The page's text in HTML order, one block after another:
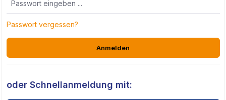
Passwort vergessen?
Anmelden
oder Schnellanmeldung mit: